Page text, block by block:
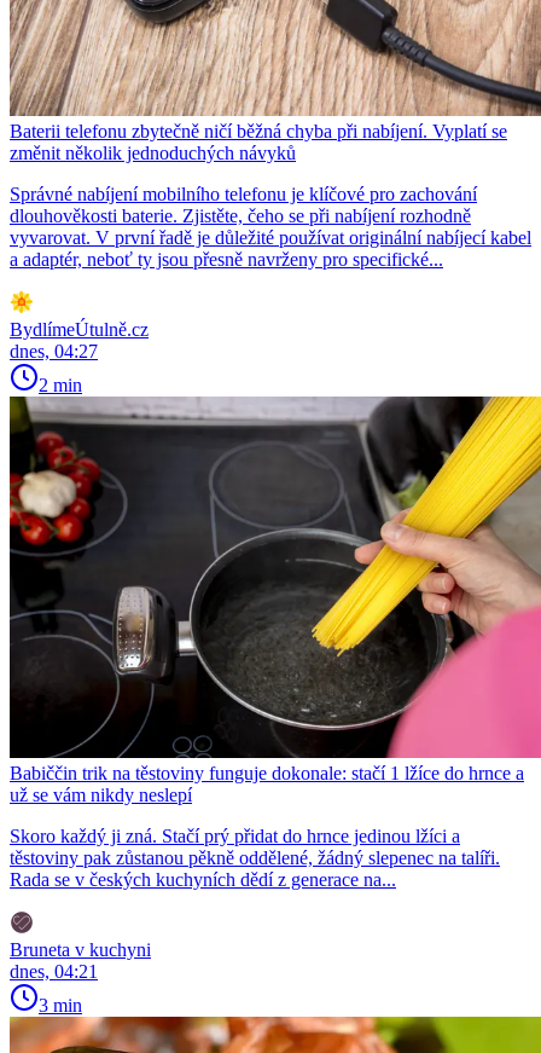
Baterii telefonu zbytečně ničí běžná chyba při nabíjení. Vyplatí se
změnit několik jednoduchých návyků
Správné nabíjení mobilního telefonu je klíčové pro zachování
dlouhověkosti baterie. Zjistěte, čeho se při nabíjení rozhodně
vyvarovat. V první řadě je důležité používat originální nabíjecí kabel
a adaptér, neboť ty jsou přesně navrženy pro specifické...
BydlímeÚtulně.cz
dnes, 04:27
2 min
Babiččin trik na těstoviny funguje dokonale: stačí 1 lžíce do hrnce a
už se vám nikdy neslepí
Skoro každý ji zná. Stačí prý přidat do hrnce jedinou lžíci a
těstoviny pak zůstanou pěkně oddělené, žádný slepenec na talíři.
Rada se v českých kuchyních dědí z generace na...
Bruneta v kuchyni
dnes, 04:21
3 min